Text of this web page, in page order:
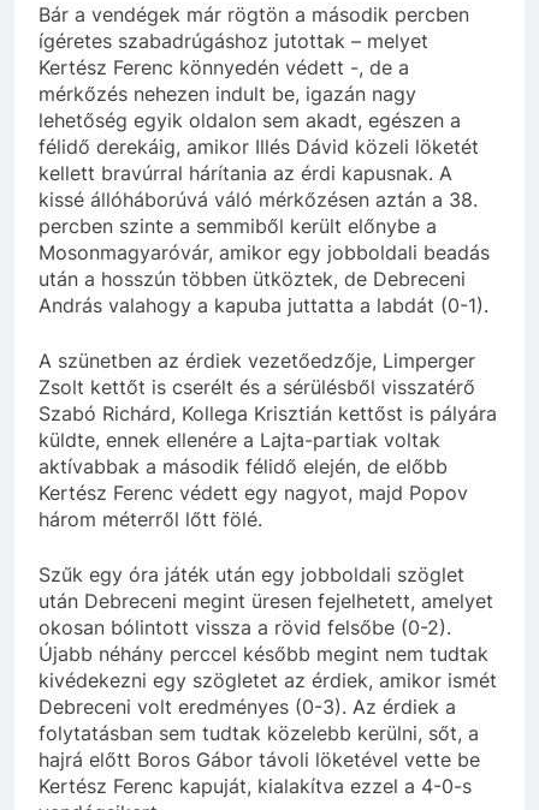
Bár a vendégek már rögtön a második percben
ígéretes szabadrúgáshoz jutottak – melyet
Kertész Ferenc könnyedén védett -, de a
mérkőzés nehezen indult be, igazán nagy
lehetőség egyik oldalon sem akadt, egészen a
félidő derekáig, amikor Illés Dávid közeli löketét
kellett bravúrral hárítania az érdi kapusnak. A
kissé állóháborúvá váló mérkőzésen aztán a 38.
percben szinte a semmiből került előnybe a
Mosonmagyaróvár, amikor egy jobboldali beadás
után a hosszún többen ütköztek, de Debreceni
András valahogy a kapuba juttatta a labdát (0-1).
A szünetben az érdiek vezetőedzője, Limperger
Zsolt kettőt is cserélt és a sérülésből visszatérő
Szabó Richárd, Kollega Krisztián kettőst is pályára
küldte, ennek ellenére a Lajta-partiak voltak
aktívabbak a második félidő elején, de előbb
Kertész Ferenc védett egy nagyot, majd Popov
három méterről lőtt fölé.
Szűk egy óra játék után egy jobboldali szöglet
után Debreceni megint üresen fejelhetett, amelyet
okosan bólintott vissza a rövid felsőbe (0-2).
Újabb néhány perccel később megint nem tudtak
kivédekezni egy szögletet az érdiek, amikor ismét
Debreceni volt eredményes (0-3). Az érdiek a
folytatásban sem tudtak közelebb kerülni, sőt, a
hajrá előtt Boros Gábor távoli löketével vette be
Kertész Ferenc kapuját, kialakítva ezzel a 4-0-s